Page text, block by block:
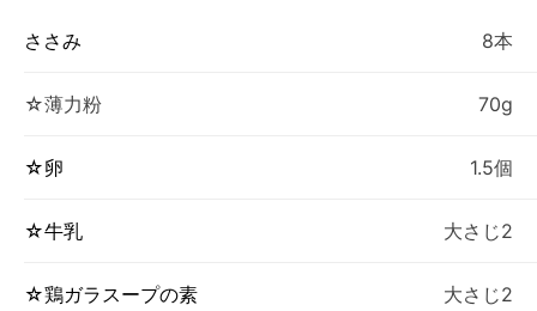
ささみ 8本
☆薄力粉 70g
☆卵 1.5個
☆牛乳 大さじ2
☆鶏ガラスープの素 大さじ2